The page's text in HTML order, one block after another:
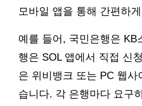
모바일 앱을 통해 간편하
예를 들어, 국민은행은 KB
행은 SOL 앱에서 직접 신
은 위비뱅크 또는 PC 웹
습니다. 각 은행마다 요구